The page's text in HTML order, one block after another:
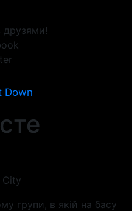
друзями!
Down
групи, в якій на басу